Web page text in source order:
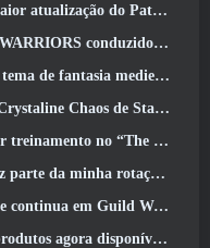
Exile II até agora, Retorno dos Antigos
conduzido pela comunidade
medieval ‘Dragon’s Claim’
Chaos de Star Trek Online
de ação ao vivo do Burst Fest da Delta Force
minha rotação, Por agora
Guild Wars 2 Próxima semana
disponíveis para compra